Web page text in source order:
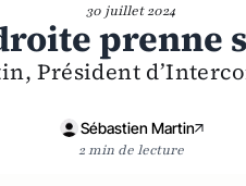
30 juillet 2024
prenne
Président
Sébastien Martin
2 min de lecture